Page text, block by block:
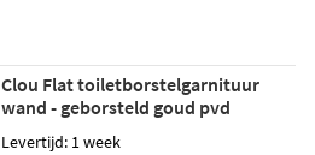
Clou Flat toiletborstelgarnituur
wand - geborsteld goud pvd
Levertijd: 1 week